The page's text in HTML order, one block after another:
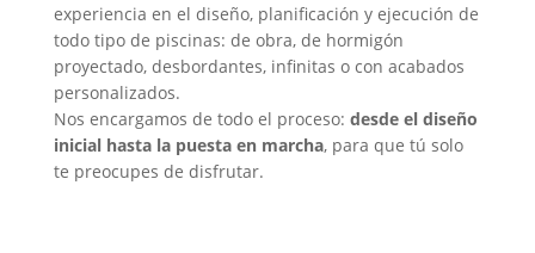
experiencia en el diseño, planificación y ejecución de
todo tipo de piscinas: de obra, de hormigón
proyectado, desbordantes, infinitas o con acabados
personalizados.
Nos encargamos de todo el proceso: desde el diseño
inicial hasta la puesta en marcha, para que tú solo
te preocupes de disfrutar.